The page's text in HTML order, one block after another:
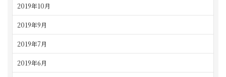
2019年10月
2019年9月
2019年7月
2019年6月